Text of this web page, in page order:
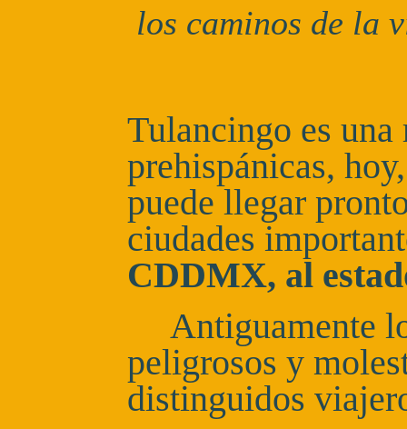
los caminos de la
Tulancingo es una
prehispánicas,
puede llegar
ciudades
CDDMX, al
Antiguamente
peligrosos y
distinguidos